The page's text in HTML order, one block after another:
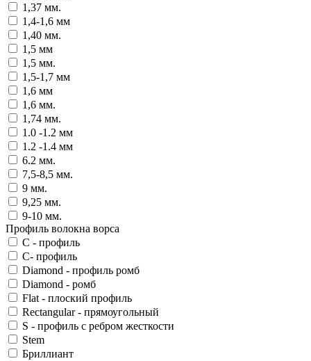
1,37 мм.
1,4-1,6 мм
1,40 мм.
1,5 мм
1,5 мм.
1,5-1,7 мм
1,6 мм
1,6 мм.
1,74 мм.
1.0 -1.2 мм
1.2 -1.4 мм
6.2 мм.
7,5-8,5 мм.
9 мм.
9,25 мм.
9-10 мм.
Профиль волокна ворса
C - профиль
C- профиль
Diamond - профиль ромб
Diamond - ромб
Flat - плоский профиль
Rectangular - прямоугольный
S - профиль с ребром жесткости
Stem
Бриллиант